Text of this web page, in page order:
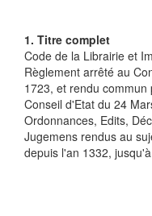
1. Titre complet
Code de la Librairie et
Règlement arrêté au
1723, et rendu
Conseil d'Etat du 24
Ordonnances, Edits,
Jugemens rendus au
depuis l'an 1332,